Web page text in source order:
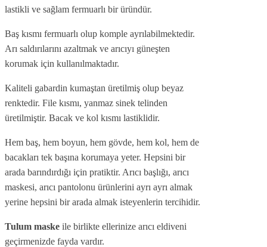
lastikli ve sağlam fermuarlı bir üründür.
Baş kısmı fermuarlı olup komple ayrılabilmektedir.
Arı saldırılarını azaltmak ve arıcıyı güneşten
korumak için kullanılmaktadır.
Kaliteli gabardin kumaştan üretilmiş olup beyaz
renktedir. File kısmı, yanmaz sinek telinden
üretilmiştir. Bacak ve kol kısmı lastiklidir.
Hem baş, hem boyun, hem gövde, hem kol, hem de
bacakları tek başına korumaya yeter. Hepsini bir
arada barındırdığı için pratiktir. Arıcı başlığı, arıcı
maskesi, arıcı pantolonu ürünlerini ayrı ayrı almak
yerine hepsini bir arada almak isteyenlerin tercihidir.
Tulum maske ile birlikte ellerinize arıcı eldiveni
geçirmenizde fayda vardır.